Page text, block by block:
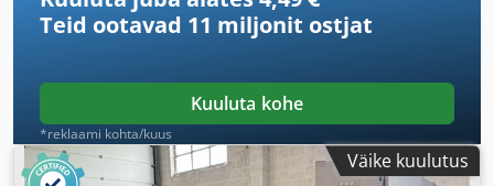
Teid ootavad 11 miljonit ostjat
Kuuluta kohe
*reklaami kohta/kuus
Väike kuulutus